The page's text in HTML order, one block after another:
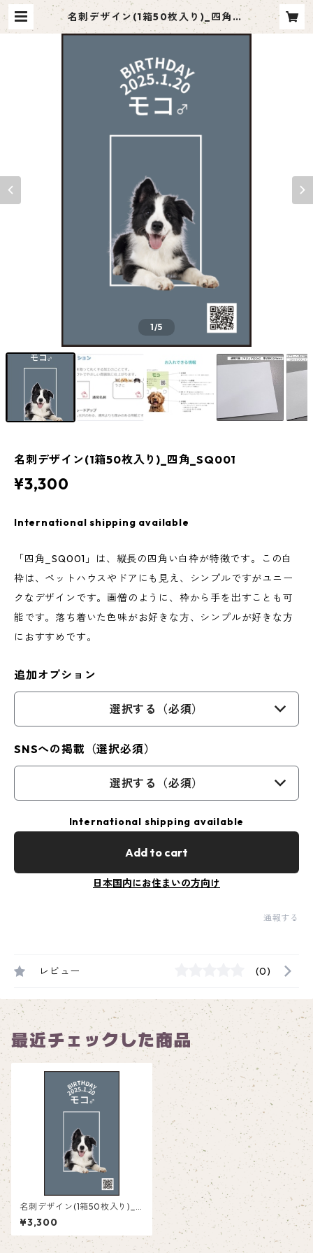
名刺デザイン(1箱50枚入り)_四角_S
Q001 | ペット名刺 moco me
（モコミー）
1/5
名刺デザイン(1箱50枚入り)_四角_SQ001
¥3,300
International shipping available
「四角_SQ001」は、縦長の四角い白枠が特徴です。この白
枠は、ペットハウスやドアにも見え、シンプルですがユニー
クなデザインです。画僧のように、枠から手を出すことも可
能です。落ち着いた色味がお好きな方、シンプルが好きな方
におすすめです。
追加オプション
選択する（必須）
SNSへの掲載（選択必須）
選択する（必須）
International shipping available
Add to cart
日本国内にお住まいの方向け
通報する
レビュー (0)
最近チェックした商品
名刺デザイン(1箱50枚入り)_
四角_SQ001
¥3,300